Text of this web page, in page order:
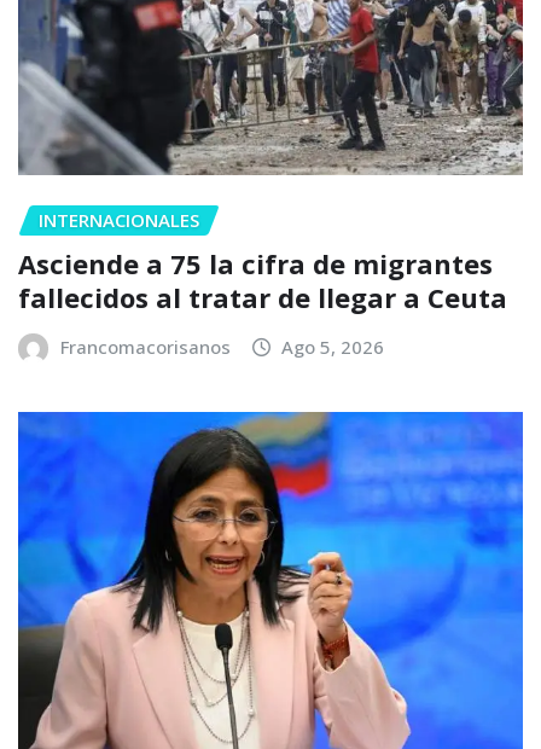
INTERNACIONALES
Asciende a 75 la cifra de migrantes
fallecidos al tratar de llegar a Ceuta
Francomacorisanos Ago 5, 2026